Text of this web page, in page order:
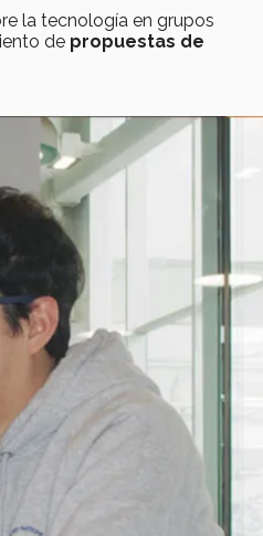
la tecnología en grupos
de propuestas de